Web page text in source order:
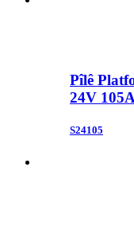
Pîlê
24V
S24105